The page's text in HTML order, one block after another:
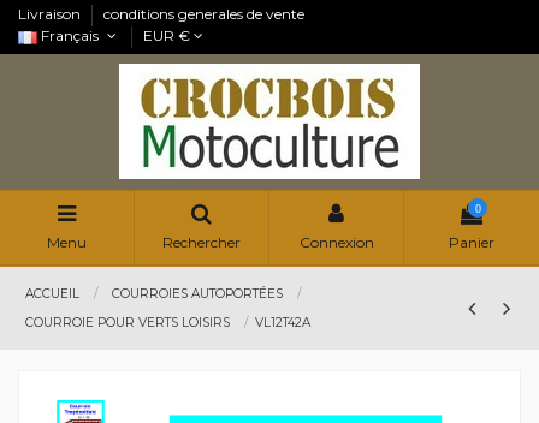
Livraison
conditions generales de vente
Français
EUR €
Menu Rechercher Connexion
0
Panier
ACCUEIL
COURROIES AUTOPORTÉES
COURROIE POUR VERTS LOISIRS
VL12T42A